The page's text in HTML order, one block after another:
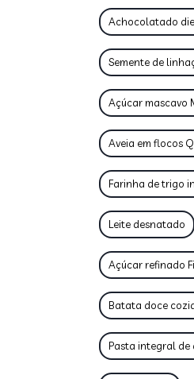
Achocolatado
Semente de
Açúcar mascavo
Aveia em flocos
Farinha de trigo
Leite desnatado
Açúcar refinado
Batata doce
Pasta integral de